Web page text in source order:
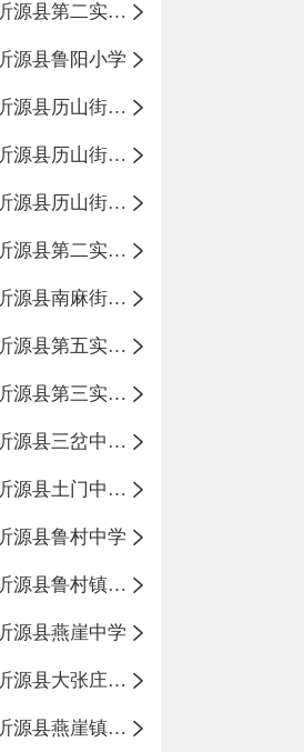
沂源县第二实验小学
源县鲁阳小学
沂源县历山街道办事处振兴路小学
沂源县历山街道办事处荆山路小学
沂源县历山街道办事处鲁山路小学
沂源县第二实验中学
沂源县南麻街道办事处中心小学
沂源县第五实验小学
沂源县第三实验小学
沂源县三岔中心学校
沂源县土门中心学校
源县鲁村中学
沂源县鲁村镇中心小学
源县燕崖中学
沂源县大张庄中心学校
沂源县燕崖镇中心小学